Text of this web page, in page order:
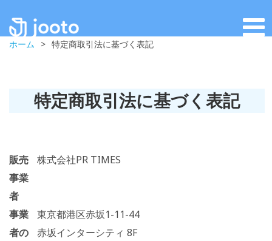
ホーム > 特定商取引法に基づく表記
特定商取引法に基づく表記
販売
事業
者
株式会社PR TIMES
事業
者の
東京都港区赤坂1-11-44
赤坂インターシティ 8F